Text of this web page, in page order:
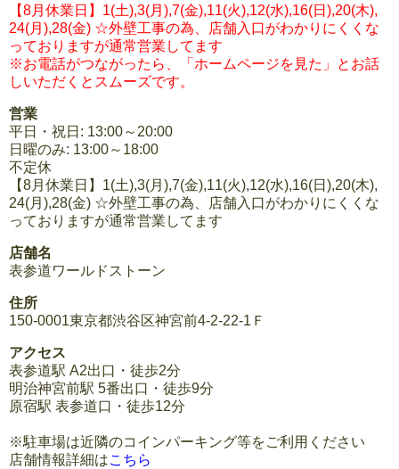
【8月休業日】1(土),3(月),7(金),11(火),12(水),16(日),20(木),
24(月),28(金) ☆外壁工事の為、店舗入口がわかりにくくな
っておりますが通常営業してます
※お電話がつながったら、「ホームページを見た」とお話
しいただくとスムーズです。
営業
平日・祝日: 13:00～20:00
日曜のみ: 13:00～18:00
不定休
【8月休業日】1(土),3(月),7(金),11(火),12(水),16(日),20(木),
24(月),28(金) ☆外壁工事の為、店舗入口がわかりにくくな
っておりますが通常営業してます
店舗名
表参道ワールドストーン
住所
150-0001東京都渋谷区神宮前4-2-22-1Ｆ
アクセス
表参道駅 A2出口・徒歩2分
明治神宮前駅 5番出口・徒歩9分
原宿駅 表参道口・徒歩12分
※駐車場は近隣のコインパーキング等をご利用ください
店舗情報詳細はこちら